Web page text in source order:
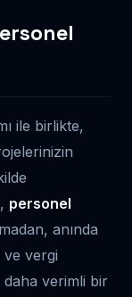
ile birlikte,
personel
anında
ve vergi
verimli bir